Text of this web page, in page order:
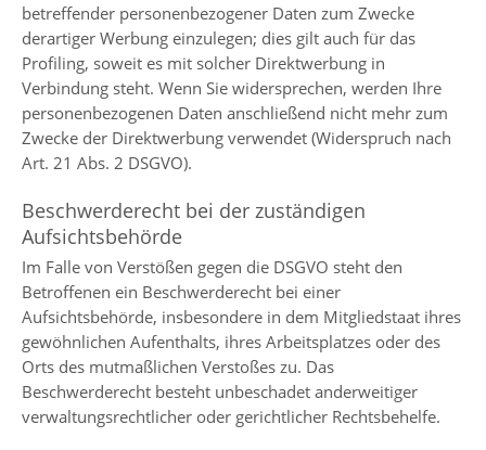
betreffender personenbezogener Daten zum Zwecke
derartiger Werbung einzulegen; dies gilt auch für das
Profiling, soweit es mit solcher Direktwerbung in
Verbindung steht. Wenn Sie widersprechen, werden Ihre
personenbezogenen Daten anschließend nicht mehr zum
Zwecke der Direktwerbung verwendet (Widerspruch nach
Art. 21 Abs. 2 DSGVO).
Beschwerderecht bei der zuständigen
Aufsichtsbehörde
Im Falle von Verstößen gegen die DSGVO steht den
Betroffenen ein Beschwerderecht bei einer
Aufsichtsbehörde, insbesondere in dem Mitgliedstaat ihres
gewöhnlichen Aufenthalts, ihres Arbeitsplatzes oder des
Orts des mutmaßlichen Verstoßes zu. Das
Beschwerderecht besteht unbeschadet anderweitiger
verwaltungsrechtlicher oder gerichtlicher Rechtsbehelfe.